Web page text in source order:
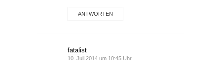
ANTWORTEN
fatalist
10. Juli 2014 um 10:45 Uhr